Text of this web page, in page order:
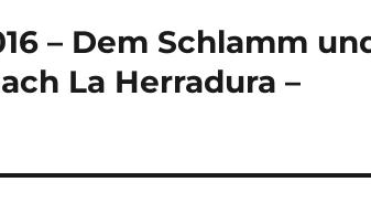
– Dem Schlamm
La Herradura –